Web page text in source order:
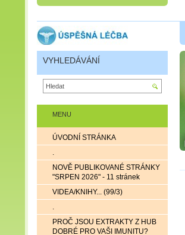
MENU
ÚVODNÍ STRÁNKA
.
NOVĚ PUBLIKOVANÉ STRÁNKY
"SRPEN 2026" - 11 stránek
VIDEA/KNIHY... (99/3)
.
PROČ JSOU EXTRAKTY Z HUB
DOBRÉ PRO VAŠI IMUNITU?
VYHLEDÁVÁNÍ